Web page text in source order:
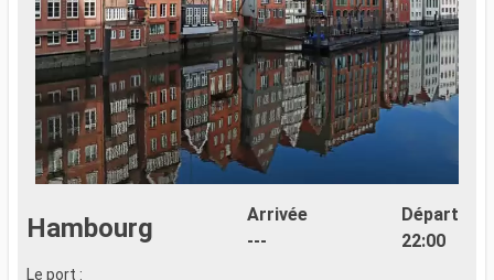
Hambourg
Arrivée
---
Départ
22:00
Le port :